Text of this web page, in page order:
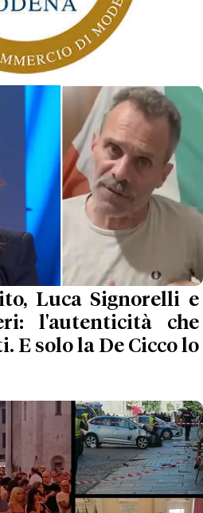
Luca Signorelli e
l'autenticità che
E solo la De Cicco lo